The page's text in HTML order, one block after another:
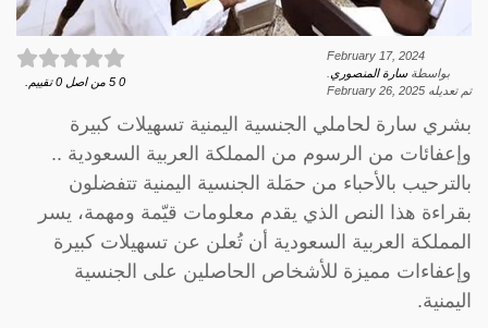
February 17, 2024
بواسطةسارة المنصوري
تم تعديله February 26, 2025
0
5 من اصل 0 تقييم.
بشري سارة لحاملي الجنسية اليمنية تسهيلات كبيرة
وإعفائات من الرسوم من المملكة العربية السعودية ..
بالترحيب بالأحباء من حمَلة الجنسية اليمنية تتفضلون
بقراءة هذا النص الذي يقدم معلومات قيّمة ومهمة، يسر
المملكة العربية السعودية أن تُعلن عن تسهيلات كبيرة
وإعفاءات مميزة للأشخاص الحاصلين على الجنسية
اليمنية.